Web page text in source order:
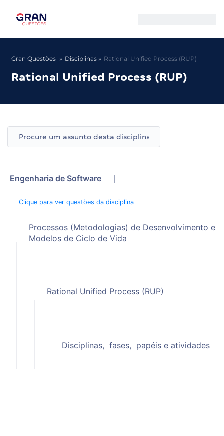
Gran Questões Disciplinas Rational Unified Process (RUP)
Rational Unified Process (RUP)
Engenharia de Software
Clique para ver questões da disciplina
Processos (Metodologias) de Desenvolvimento e
Modelos de Ciclo de Vida
Rational Unified Process (RUP)
Disciplinas, fases, papéis e atividades